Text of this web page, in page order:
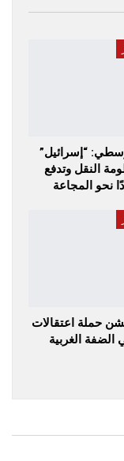
“إسرائيل”
النقل وتدفع
نحو المجاعة
يشن حملة اعتقالات
الغربية